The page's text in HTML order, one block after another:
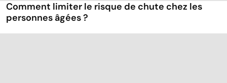
Comment limiter le risque de chute chez les
personnes âgées ?